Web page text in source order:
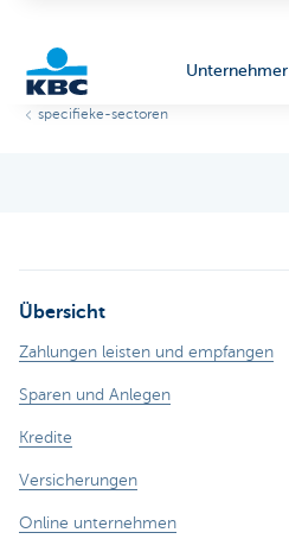
Unternehmer
specifieke-sectoren
Übersicht
Zahlungen leisten und empfangen
Sparen und Anlegen
Kredite
Versicherungen
Online unternehmen